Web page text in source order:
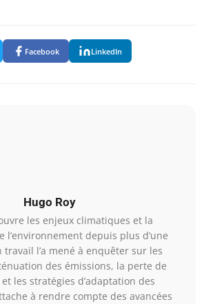
Facebook LinkedIn
Hugo Roy
les enjeux climatiques et la
l’environnement depuis plus d’une
travail l’a mené à enquêter sur les
des émissions, la perte de
les stratégies d’adaptation des
à rendre compte des avancées